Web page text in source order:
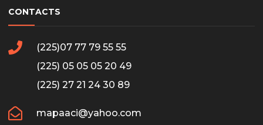
CONTACTS
(225)07 77 79 55 55
(225) 05 05 05 20 49
(225) 27 21 24 30 89
mapaaci@yahoo.com